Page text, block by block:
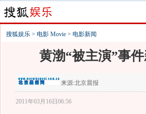
搜狐娱乐 > 电影 Movie > 电影新闻
黄渤“被主演”事
来源:北京晨报
2011年03月16日06:56